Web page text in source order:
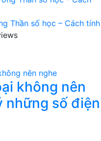
Thần số học – Cách tính
không nên
những số điện